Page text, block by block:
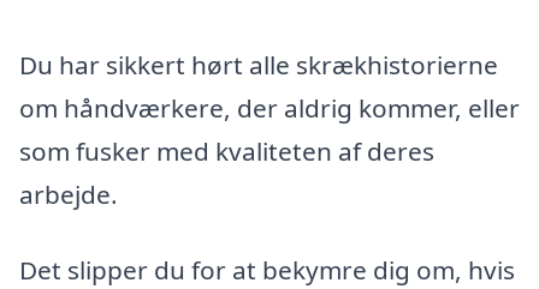
Du har sikkert hørt alle skrækhistorierne
om håndværkere, der aldrig kommer, eller
som fusker med kvaliteten af deres
arbejde.
Det slipper du for at bekymre dig om, hvis